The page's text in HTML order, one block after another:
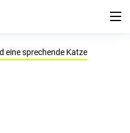
eine sprechende Katze